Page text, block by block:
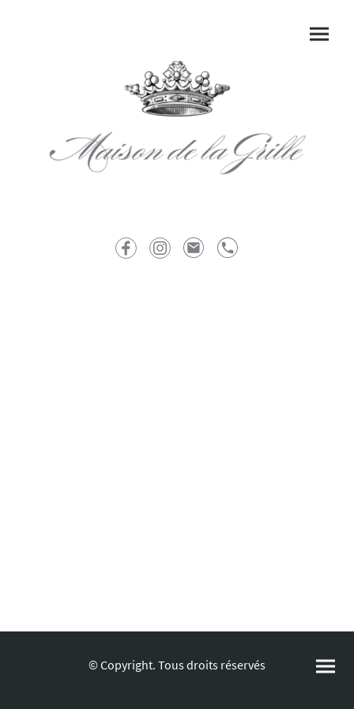
© Copyright. Tous droits réservés